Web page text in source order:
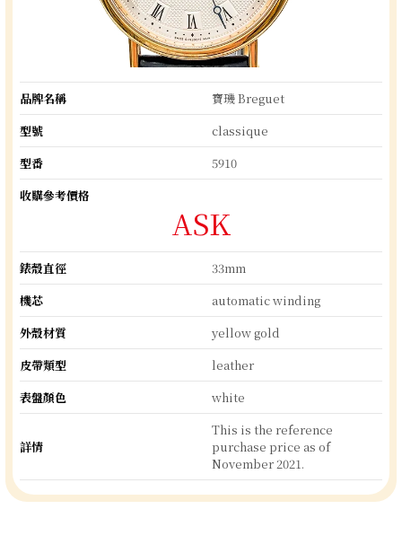
品牌名稱
寶璣 Breguet
型號
classique
型番
5910
收購參考價格
ASK
錶殼直徑
33mm
機芯
automatic winding
外殼材質
yellow gold
皮帶類型
leather
表盤顏色
white
詳情
This is the reference
purchase price as of
November 2021.